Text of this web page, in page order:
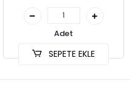
Adet
SEPETE EKLE